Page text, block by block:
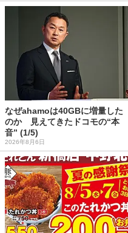
なぜahamoは40GBに増量した
のか 見えてきたドコモの“本
音” (1/5)
2026年8月6日